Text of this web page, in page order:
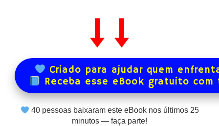
Criado para ajudar quem
Receba esse eBook gratuito
40pessoas baixaram este eBook nos últimos 25
minutos — faça parte!